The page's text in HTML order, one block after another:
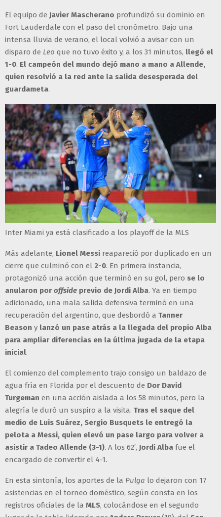
El equipo de Javier Mascherano profundizó su dominio en
Fort Lauderdale con el paso del cronómetro. Bajo una
intensa lluvia de verano, el local volvió a avisar con un
disparo de Leo que no tuvo éxito y, a los 31 minutos, llegó el
1-0. El campeón del mundo dejó mano a mano a Allende,
quien resolvió a la red ante la salida desesperada del
guardameta.
Inter Miami ya está clasificado a los playoff de la MLS
Más adelante, Lionel Messi reapareció por duplicado en un
cierre que culminó con el 2-0. En primera instancia,
protagonizó una acción que terminó en su gol, pero se lo
anularon por offside previo de Jordi Alba. Ya en tiempo
adicionado, una mala salida defensiva terminó en una
recuperación del argentino, que desbordó a Tanner
Beason y lanzó un pase atrás a la llegada del propio Alba
para ampliar diferencias en la última jugada de la etapa
inicial.
El comienzo del complemento trajo consigo un baldazo de
agua fría en Florida por el descuento de Dor David
Turgeman en una acción aislada a los 58 minutos, pero la
alegría le duró un suspiro a la visita. Tras el saque del
medio de Luis Suárez, Sergio Busquets le entregó la
pelota a Messi, quien elevó un pase largo para volver a
asistir a Tadeo Allende (3-1). A los 62′, Jordi Alba fue el
encargado de convertir el 4-1.
En esta sintonía, los aportes de la Pulga lo dejaron con 17
asistencias en el torneo doméstico, según consta en los
registros oficiales de la MLS, colocándose en el segundo